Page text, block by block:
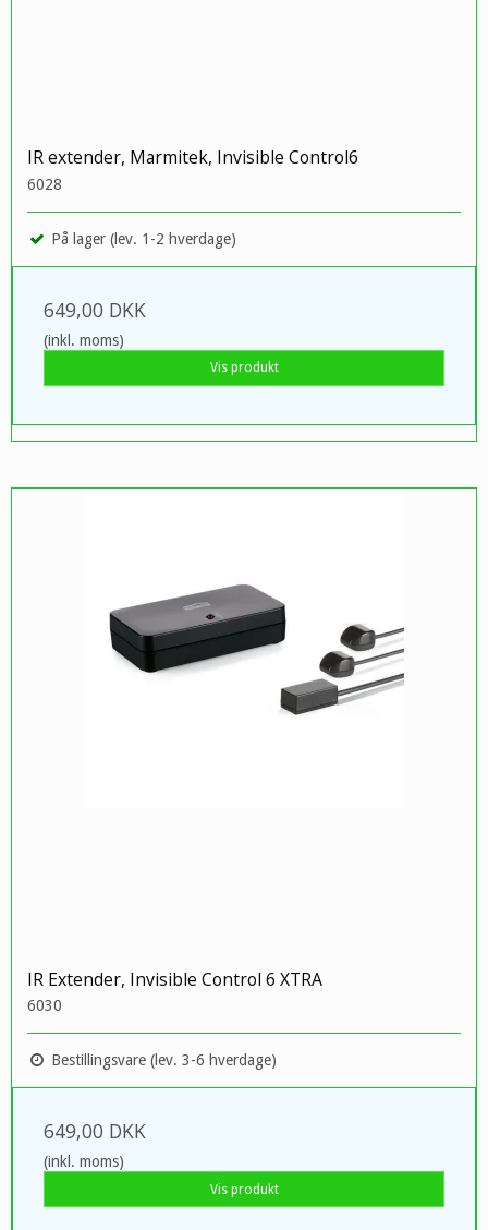
IR extender, Marmitek, Invisible Control6
6028
På lager (lev. 1-2 hverdage)
649,00 DKK
(inkl. moms)
Vis produkt
IR Extender, Invisible Control 6 XTRA
6030
Bestillingsvare (lev. 3-6 hverdage)
649,00 DKK
(inkl. moms)
Vis produkt